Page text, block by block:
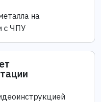
на
с ЧПУ